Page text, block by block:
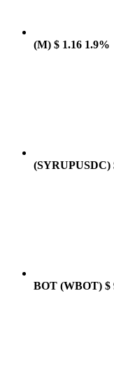
(M) $ 1.16 1.9%
(SYRUPUSDC)
BOT (WBOT) $